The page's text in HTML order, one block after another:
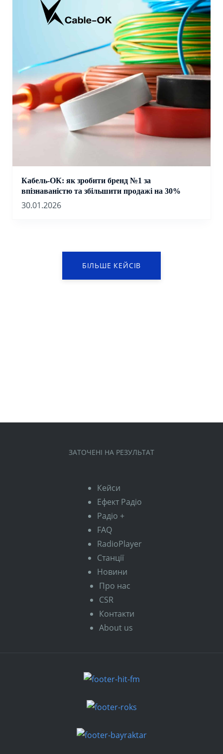
Кабель-ОК: як зробити бренд №1 за
впізнаваністю та збільшити продажі на 30%
30.01.2026
БІЛЬШЕ КЕЙСІВ
ЗАТОЧЕНІ НА РЕЗУЛЬТАТ
Кейси
Ефект Радіо
Радіо +
FAQ
RadioPlayer
Станції
Новини
Про нас
CSR
Контакти
About us